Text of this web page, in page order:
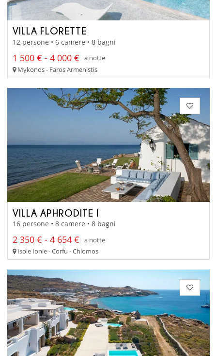
VILLA FLORETTE
12 persone • 6 camere • 8 bagni
1 500 € - 4 000 €
a notte
Mykonos - Faros Armenistis
VILLA APHRODITE I
16 persone • 8 camere • 8 bagni
2 350 € - 4 654 €
a notte
Isole Ionie - Corfu - Chlomos